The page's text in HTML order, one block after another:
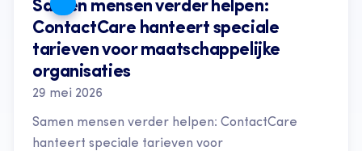
Samen mensen verder helpen:
ContactCare hanteert speciale
tarieven voor maatschappelijke
organisaties
29 mei 2026
Samen mensen verder helpen: ContactCare
hanteert speciale tarieven voor